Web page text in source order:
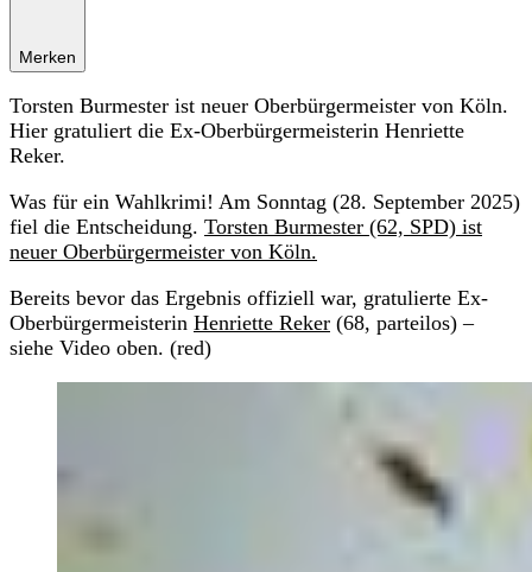
Merken
Torsten Burmester ist neuer Oberbürgermeister von Köln.
Hier gratuliert die Ex-Oberbürgermeisterin Henriette
Reker.
Was für ein Wahlkrimi! Am Sonntag (28. September 2025)
fiel die Entscheidung. Torsten Burmester (62, SPD) ist
neuer Oberbürgermeister von Köln.
Bereits bevor das Ergebnis offiziell war, gratulierte Ex-
Oberbürgermeisterin Henriette Reker (68, parteilos) –
siehe Video oben. (red)